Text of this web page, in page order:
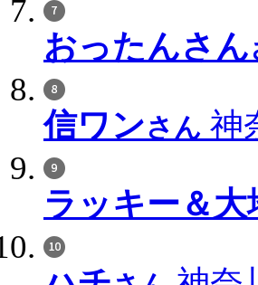
おったんさん
信ワンさん 神
ラッキー＆大